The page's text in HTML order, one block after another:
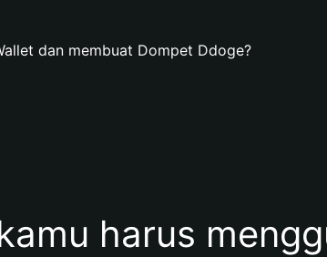
dan membuat Dompet Ddoge?
harus